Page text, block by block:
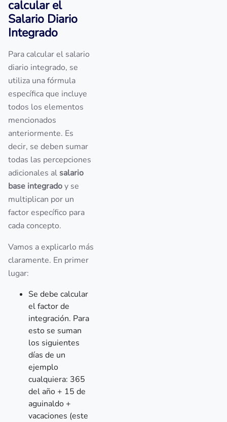
calcular el
Salario Diario
Integrado
Para calcular el salario
diario integrado, se
utiliza una fórmula
específica que incluye
todos los elementos
mencionados
anteriormente. Es
decir, se deben sumar
todas las percepciones
adicionales alsalario
base integradoy se
multiplican por un
factor específico para
cada concepto.
Vamos a explicarlo más
claramente. En primer
lugar:
Se debe calcular
el factor de
integración. Para
esto se suman
los siguientes
días de un
ejemplo
cualquiera: 365
del año + 15 de
aguinaldo +
vacaciones (este